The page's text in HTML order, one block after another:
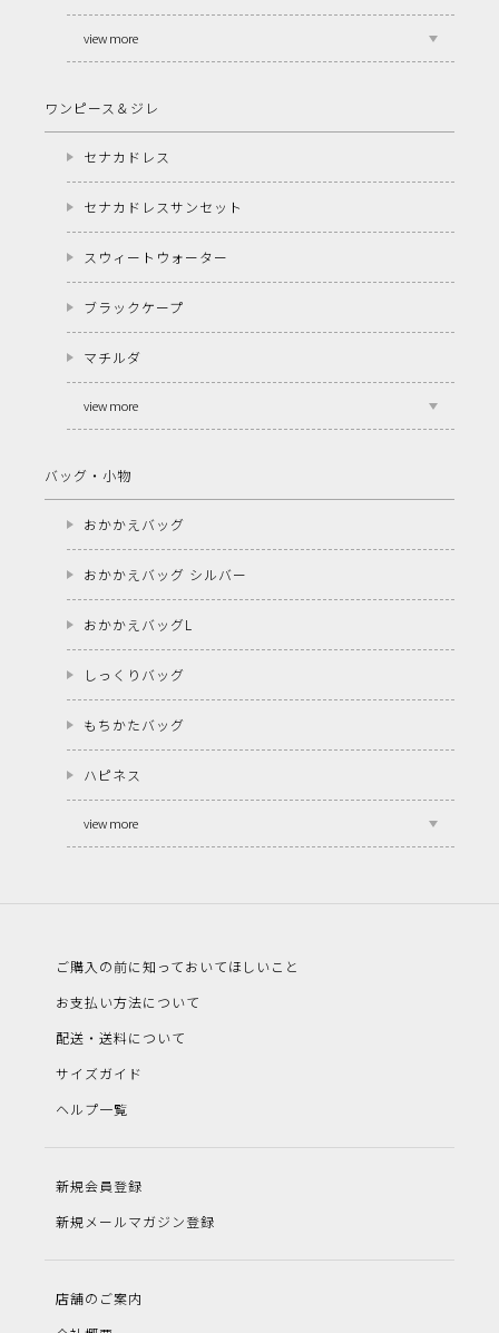
view more
ワンピース＆ジレ
セナカドレス
セナカドレスサンセット
スウィートウォーター
ブラックケープ
マチルダ
view more
バッグ・小物
おかかえバッグ
おかかえバッグ シルバー
おかかえバッグL
しっくりバッグ
もちかたバッグ
ハピネス
view more
ご購入の前に知っておいてほしいこと
お支払い方法について
配送・送料について
サイズガイド
ヘルプ一覧
新規会員登録
新規メールマガジン登録
店舗のご案内